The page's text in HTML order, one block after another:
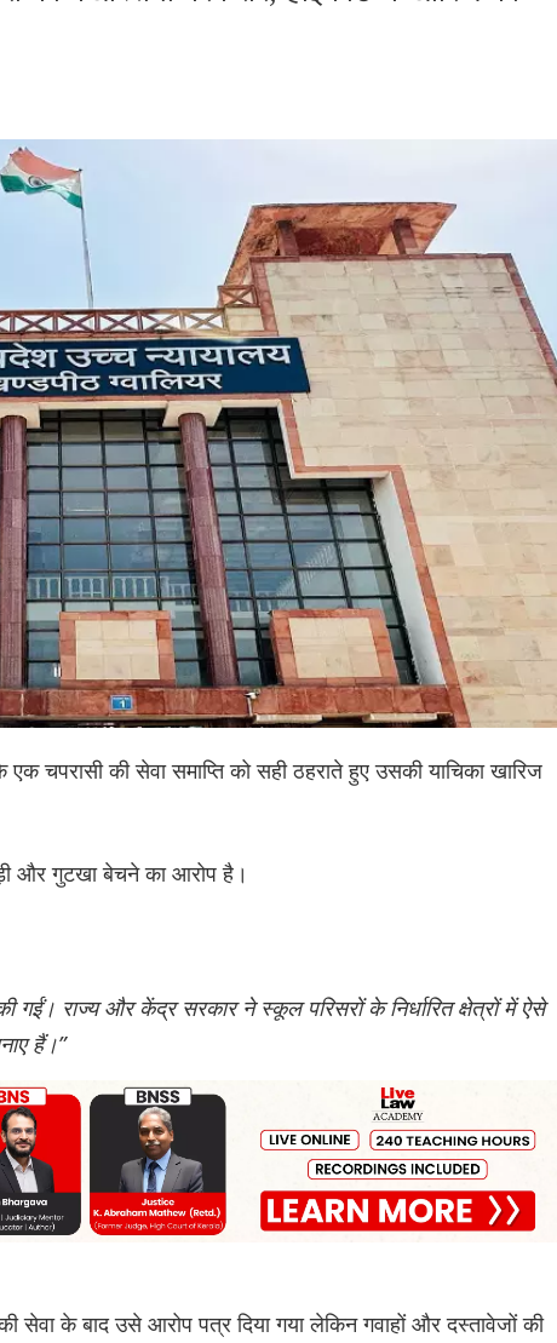
चपरासी की सेवा समाप्ति को सही ठहराते हुए उसकी याचिका खारिज
और गुटखा बेचने का आरोप है।
गईं। राज्य और केंद्र सरकार ने स्कूल परिसरों के निर्धारित क्षेत्रों में ऐसे
हैं।”
सेवा के बाद उसे आरोप पत्र दिया गया लेकिन गवाहों और दस्तावेजों की